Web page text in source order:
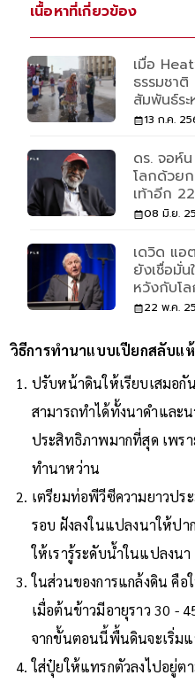
เนื้อหาที่เกี่ยวข้อง
เมื่อ
ธรรมชา
สัมพันธ์ระ
13 ก.ค.
ดร. จอห์
โลกด้วย
เท้าอีก
กับการเ
08 มิ.ย.
เดวิด แอ
ยังเชื่อมั่น
หวังกับโล
22 พ.ค.
วิธีการทำนาแบบเปียกสลับแ
ปรับหน้าดินให้เรียบเสมอกั
สามารถทำได้ทั้งนาดำและ
ประสิทธิภาพมากที่สุด เพร
ทำนาหว่าน
เตรียมท่อพีวีซีความยาวปร
รอบ ฝังลงในแปลงนาให้ป
ให้เรารู้ระดับน้ำในแปลงน
ในส่วนของการแกล้งดิน คื
เมื่อต้นข้าวมีอายุราว 30 -
จากขั้นตอนนี้พื้นดินจะเริ่ม
ใส่ปุ๋ยให้แทรกตัวลงไปอยู่